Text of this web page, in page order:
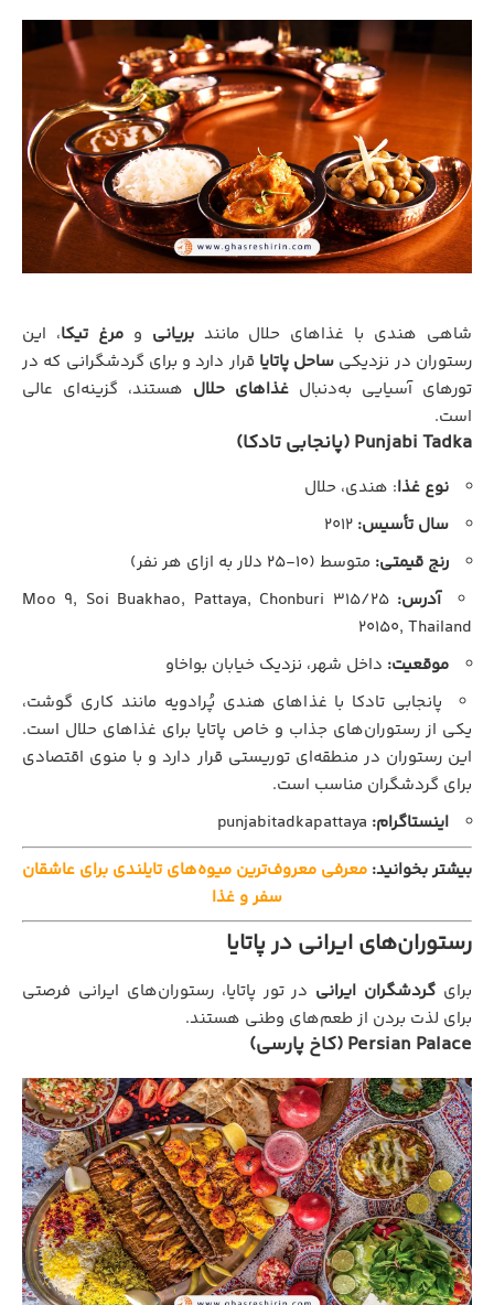
شاهی هندی با غذاهای حلال مانندبریانی ومرغ تیکا، این
رستوران در نزدیکی ساحل پاتایا قرار دارد و برای گردشگرانی که در
تورهای آسیایی به‌دنبال غذاهای حلال هستند، گزینه‌ای عالی
است.
Punjabi Tadka (پانجابی تادکا)
نوع غذا: هندی، حلال
سال تأسیس:
رنج قیمتی: متوسط (۱۰-۲۵ دلار به ازای هر نفر)
آدرس:
۳۱۵/۲۵ Moo ۹, Soi Buakhao, Pattaya, Chonburi
۲۰۱۵۰, Thailand
موقعیت: داخل شهر، نزدیک خیابان بواخاو
پانجابی تادکا با غذاهای هندی پُرادویه مانند کاری گوشت،
یکی از رستوران‌های جذاب و خاص پاتایا برای غذاهای حلال است.
این رستوران در منطقه‌ای توریستی قرار دارد و با منوی اقتصادی
برای گردشگران مناسب است.
اینستاگرام:
بیشتر بخوانید: معرفی معروف‌ترین میوه‌های تایلندی برای عاشقان
سفر و غذا
رستوران‌های ایرانی در پاتایا
برای گردشگران ایرانی در تور پاتایا، رستوران‌های ایرانی فرصتی
برای لذت بردن از طعم‌های وطنی هستند.
Persian Palace (کاخ پارسی)